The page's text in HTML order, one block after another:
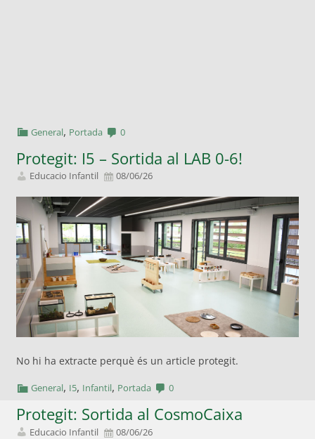
General, Portada 0
Protegit: I5 – Sortida al LAB 0-6!
Educacio Infantil 08/06/26
No hi ha extracte perquè és un article protegit.
General, I5, Infantil, Portada 0
Protegit: Sortida al CosmoCaixa
Educacio Infantil 08/06/26